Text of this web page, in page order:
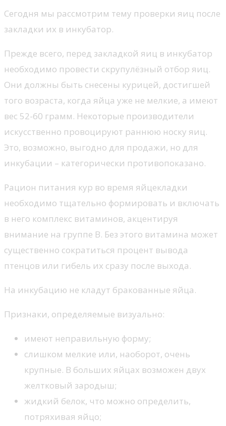
Сегодня мы рассмотрим тему проверки яиц после
закладки их в инкубатор.
Прежде всего, перед закладкой яиц в инкубатор
необходимо провести скрупулёзный отбор яиц.
Они должны быть снесены курицей, достигшей
того возраста, когда яйца уже не мелкие, а имеют
вес 52-60 грамм. Некоторые производители
искусственно провоцируют раннюю носку яиц.
Это, возможно, выгодно для продажи, но для
инкубации – категорически противопоказано.
Рацион питания кур во время яйцекладки
необходимо тщательно формировать и включать
в него комплекс витаминов, акцентируя
внимание на группе B. Без этого витамина может
существенно сократиться процент вывода
птенцов или гибель их сразу после выхода.
На инкубацию не кладут бракованные яйца.
Признаки, определяемые визуально:
имеют неправильную форму;
слишком мелкие или, наоборот, очень
крупные. В больших яйцах возможен двух
желтковый зародыш;
жидкий белок, что можно определить,
потряхивая яйцо;